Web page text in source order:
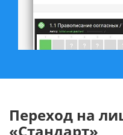
Переход на